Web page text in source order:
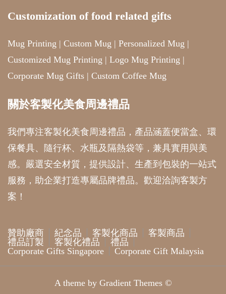
Customization of food related gifts
Mug Printing | Custom Mug | Personalized Mug |
Customized Mug Printing | Logo Mug Printing |
Corporate Mug Gifts | Custom Coffee Mug
關於客製化美食周邊禮品
我們專注客製化美食周邊禮品，產品涵蓋便當盒、環
保餐具、隨行杯、水瓶及隔熱袋等，兼具實用與美
感。嚴選安全材質，提供設計、生產到包裝的一站式
服務，助企業打造專屬品牌禮品。歡迎洽詢客製方
案！
贊助廠商 紀念品 客製化商品
客製商品
禮品訂製
客製化禮品
禮品
Corporate Gifts Singapore
Corporate Gift Malaysia
A theme by Gradient Themes ©